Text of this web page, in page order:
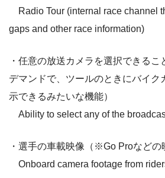
Radio Tour (internal race channel
gaps and other race information)
・任意の放送カメラを選択できる
デマンドで、ツールのときにバイク
示できるみたいな機能）
Ability to select any of the
・選手の車載映像（※Go Proなどの
Onboard camera footage from